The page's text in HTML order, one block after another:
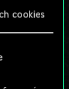
cookies